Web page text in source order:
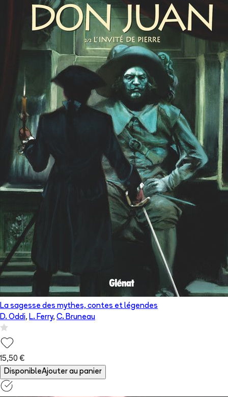
La sagesse des mythes, contes et légendes
D. Oddi, L. Ferry, C. Bruneau
15,50 €
DisponibleAjouter au panier